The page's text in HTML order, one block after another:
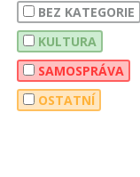
BEZ KATEGORIE
KULTURA
SAMOSPRÁVA
OSTATNÍ